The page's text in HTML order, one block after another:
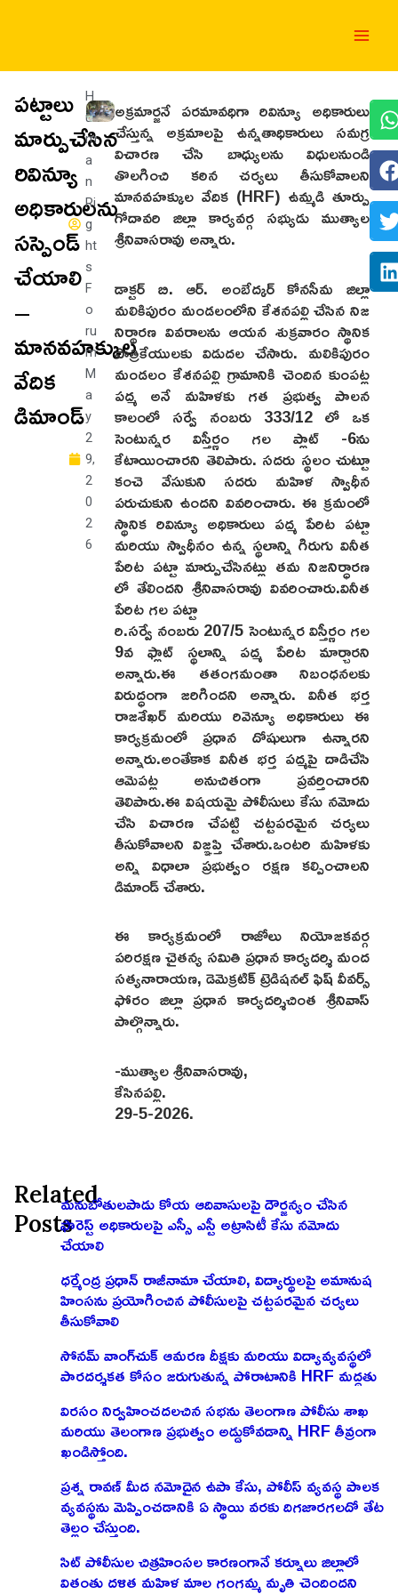
పట్టాలు
మార్పుచేసిన
రివిన్యూ
అధికారులను
సస్పెండ్
చేయాలి
–
మానవహక్కుల
వేదిక
డిమాండ్
H
u
m
a
n
Ri
g
ht
s
F
o
ru
m
M
a
y
2
9,
2
0
2
6
అక్రమార్జనే పరమావధిగా రివిన్యూ అధికారులు
చేస్తున్న అక్రమాలపై ఉన్నతాధికారులు సమగ్ర
విచారణ చేసి బాధ్యులను విధులనుండి
తొలగించి కఠిన చర్యలు తీసుకోవాలని
మానవహక్కుల వేదిక (HRF) ఉమ్మడి తూర్పు
గోదావరి జిల్లా కార్యవర్గ సభ్యుడు ముత్యాల
శ్రీనివాసరావు అన్నారు.
డాక్టర్ బి. ఆర్. అంబేద్కర్ కోనసీమ జిల్లా
మలికిపురం మండలంలోని కేశనపల్లి చేసిన నిజ
నిర్థారణ వివరాలను ఆయన శుక్రవారం స్థానిక
పాత్రికేయులకు విడుదల చేసారు. మలికిపురం
మండలం కేశనపల్లి గ్రామానికి చెందిన కుంపట్ల
పద్మ అనే మహిళకు గత ప్రభుత్వ పాలన
కాలంలో సర్వే నంబరు 333/12 లో ఒక
సెంటున్నర విస్తీర్ణం గల ప్లాట్ -6ను
కేటాయించారని తెలిపారు. సదరు స్థలం చుట్టూ
కంచె వేసుకుని సదరు మహిళ స్వాధీన
పరుచుకుని ఉందని వివరించారు. ఈ క్రమంలో
స్థానిక రివిన్యూ అధికారులు పద్మ పేరిట పట్టా
మరియు స్వాధీనం ఉన్న స్థలాన్ని గిరుగు వినీత
పేరిట పట్టా మార్పుచేసినట్లు తమ నిజనిర్ధారణ
లో తేలిందని శ్రీనివాసరావు వివరించారు.వినీత
పేరిట గల పట్టా
రి.సర్వే నంబరు 207/5 సెంటున్నర విస్తీర్ణం గల
9వ ఫ్లాట్ స్థలాన్ని పద్మ పేరిట మార్చారని
అన్నారు.ఈ తతంగమంతా నిబంధనలకు
విరుద్ధంగా జరిగిందని అన్నారు. వినీత భర్త
రాజశేఖర్ మరియు రివెన్యూ అధికారులు ఈ
కార్యక్రమంలో ప్రధాన దోషులుగా ఉన్నారని
అన్నారు.అంతేకాక వినీత భర్త పద్మపై దాడిచేసి
ఆమెపట్ల అనుచితంగా ప్రవర్తించారని
తెలిపారు.ఈ విషయమై పోలీసులు కేసు నమోదు
చేసి విచారణ చేపట్టి చట్టపరమైన చర్యలు
తీసుకోవాలని విజ్ఞప్తి చేశారు.ఒంటరి మహిళకు
అన్ని విధాలా ప్రభుత్వం రక్షణ కల్పించాలని
డిమాండ్ చేశారు.
ఈ కార్యక్రమంలో రాజోలు నియోజకవర్గ
పరిరక్షణ చైతన్య సమితి ప్రధాన కార్యదర్శి మంద
సత్యనారాయణ, డెమెక్రటిక్ ట్రెడిషనల్ ఫిష్ వీవర్స్
ఫోరం జిల్లా ప్రధాన కార్యదర్శిచింత శ్రీనివాస్
పాల్గొన్నారు.
-ముత్యాల శ్రీనివాసరావు,
కేసినపల్లి.
29-5-2026.
Related
Posts
మనుబోతులపాడు కోయ ఆదివాసులపై దౌర్జన్యం చేసిన
ఫారెస్ట్ అధికారులపై ఎస్సీ ఎస్టీ అట్రాసిటీ కేసు నమోదు
చేయాలి
ధర్మేంద్ర ప్రధాన్ రాజీనామా చేయాలి, విద్యార్థులపై అమానుష
హింసను ప్రయోగించిన పోలీసులపై చట్టపరమైన చర్యలు
తీసుకోవాలి
సోనమ్ వాంగ్‌చుక్ ఆమరణ దీక్షకు మరియు విద్యావ్యవస్థలో
పారదర్శకత కోసం జరుగుతున్న పోరాటానికి HRF మద్దతు
విరసం నిర్వహించదలచిన సభను తెలంగాణ పోలీసు శాఖ
మరియు తెలంగాణ ప్రభుత్వం అడ్డుకోవడాన్ని HRF తీవ్రంగా
ఖండిస్తోంది.
ప్రశ్న రావణ్ మీద నమోదైన ఉపా కేసు, పోలీస్ వ్యవస్థ పాలక
వ్యవస్థను మెప్పించడానికి ఏ స్థాయి వరకు దిగజారగలదో తేట
తెల్లం చేస్తుంది.
సిట్ పోలీసుల చిత్రహింసల కారణంగానే కర్నూలు జిల్లాలో
వితంతు దళిత మహిళ మాల గంగమ్మ మృతి చెందిందని